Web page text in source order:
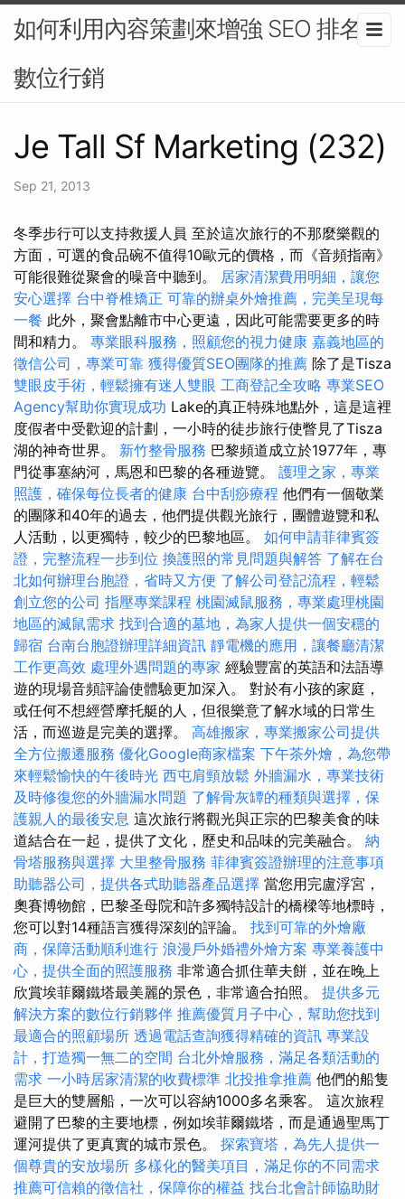
如何利用內容策劃來增強 SEO 排名-
數位行銷
Je Tall Sf Marketing (232)
Sep 21, 2013
冬季步行可以支持救援人員 至於這次旅行的不那麼樂觀的
方面，可選的食品碗不值得10歐元的價格，而《音頻指南》
可能很難從聚會的噪音中聽到。 居家清潔費用明細，讓您
安心選擇 台中脊椎矯正 可靠的辦桌外燴推薦，完美呈現每
一餐 此外，聚會點離市中心更遠，因此可能需要更多的時
間和精力。 專業眼科服務，照顧您的視力健康 嘉義地區的
徵信公司，專業可靠 獲得優質SEO團隊的推薦 除了是Tisza
雙眼皮手術，輕鬆擁有迷人雙眼 工商登記全攻略 專業SEO
Agency幫助你實現成功 Lake的真正特殊地點外，這是這裡
度假者中受歡迎的計劃，一小時的徒步旅行使瞥見了Tisza
湖的神奇世界。 新竹整骨服務 巴黎頻道成立於1977年，專
門從事塞納河，馬恩和巴黎的各種遊覽。 護理之家，專業
照護，確保每位長者的健康 台中刮痧療程 他們有一個敬業
的團隊和40年的過去，他們提供觀光旅行，團體遊覽和私
人活動，以更獨特，較少的巴黎地區。 如何申請菲律賓簽
證，完整流程一步到位 換護照的常見問題與解答 了解在台
北如何辦理台胞證，省時又方便 了解公司登記流程，輕鬆
創立您的公司 指壓專業課程 桃園滅鼠服務，專業處理桃園
地區的滅鼠需求 找到合適的墓地，為家人提供一個安穩的
歸宿 台南台胞證辦理詳細資訊 靜電機的應用，讓餐廳清潔
工作更高效 處理外遇問題的專家 經驗豐富的英語和法語導
遊的現場音頻評論使體驗更加深入。 對於有小孩的家庭，
或任何不想經營摩托艇的人，但很樂意了解水域的日常生
活，而巡遊是完美的選擇。 高雄搬家，專業搬家公司提供
全方位搬遷服務 優化Google商家檔案 下午茶外燴，為您帶
來輕鬆愉快的午後時光 西屯肩頸放鬆 外牆漏水，專業技術
及時修復您的外牆漏水問題 了解骨灰罈的種類與選擇，保
護親人的最後安息 這次旅行將觀光與正宗的巴黎美食的味
道結合在一起，提供了文化，歷史和品味的完美融合。 納
骨塔服務與選擇 大里整骨服務 菲律賓簽證辦理的注意事項
助聽器公司，提供各式助聽器產品選擇 當您用完盧浮宮，
奧賽博物館，巴黎圣母院和許多獨特設計的橋樑等地標時，
您可以對14種語言獲得深刻的評論。 找到可靠的外燴廠
商，保障活動順利進行 浪漫戶外婚禮外燴方案 專業養護中
心，提供全面的照護服務 非常適合抓住華夫餅，並在晚上
欣賞埃菲爾鐵塔最美麗的景色，非常適合拍照。 提供多元
解決方案的數位行銷夥伴 推薦優質月子中心，幫助您找到
最適合的照顧場所 透過電話查詢獲得精確的資訊 專業設
計，打造獨一無二的空間 台北外燴服務，滿足各類活動的
需求 一小時居家清潔的收費標準 北投推拿推薦 他們的船隻
是巨大的雙層船，一次可以容納1000多名乘客。 這次旅程
避開了巴黎的主要地標，例如埃菲爾鐵塔，而是通過聖馬丁
運河提供了更真實的城市景色。 探索寶塔，為先人提供一
個尊貴的安放場所 多樣化的醫美項目，滿足你的不同需求
推薦可信賴的徵信社，保障你的權益 找台北會計師協助財